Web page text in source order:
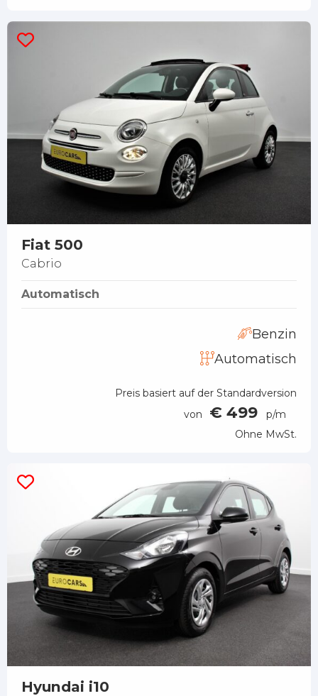
Fiat 500
Cabrio
Automatisch
Benzin
Automatisch
Preis basiert auf der Standardversion
von
€ 499
p/m
Ohne MwSt.
Hyundai i10